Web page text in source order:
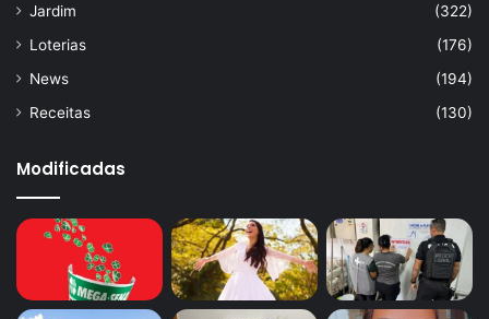
Jardim
(322)
Loterias
(176)
News
(194)
Receitas
(130)
Modificadas